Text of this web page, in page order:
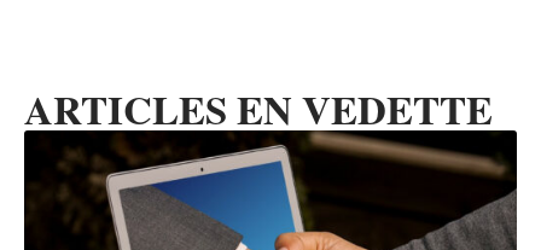
ARTICLES EN VEDETTE